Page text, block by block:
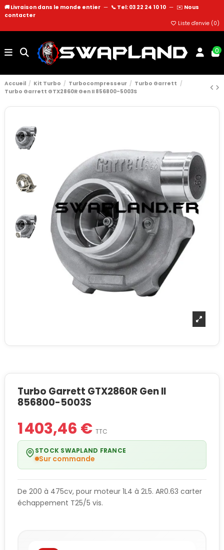
🚚 Livraison dans le monde entier — 📞 Tel: 03 22 24 10 10 — ✉️ Nous
contacter
Liste d'envie (0)
0
Accueil Kit Turbo Turbocompresseur
Turbo Garrett
Turbo Garrett GTX2860R Gen II 856800-5003S
Turbo Garrett GTX2860R Gen II
856800-5003S
1 403,46 € TTC
STOCK SWAPLAND FRANCE
Sur commande
De 200 à 475cv, pour moteur 1L4 à 2L5. AR0.63 carter
échappement T25/5 vis.